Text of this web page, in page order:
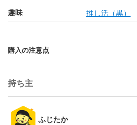
趣味 推し活（黒）
購入の注意点
持ち主
ふじたか